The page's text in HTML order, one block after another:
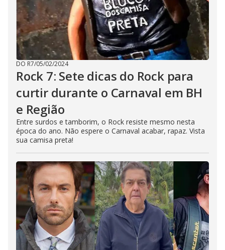
DO R7/05/02/2024
Rock 7: Sete dicas do Rock para
curtir durante o Carnaval em BH
e Região
Entre surdos e tamborim, o Rock resiste mesmo nesta
época do ano. Não espere o Carnaval acabar, rapaz. Vista
sua camisa preta!